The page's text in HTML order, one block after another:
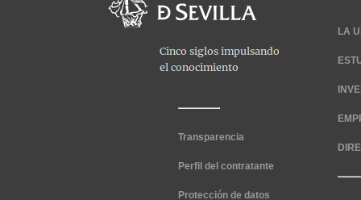
Transparencia
Perfil del contratante
Protección de datos
LA